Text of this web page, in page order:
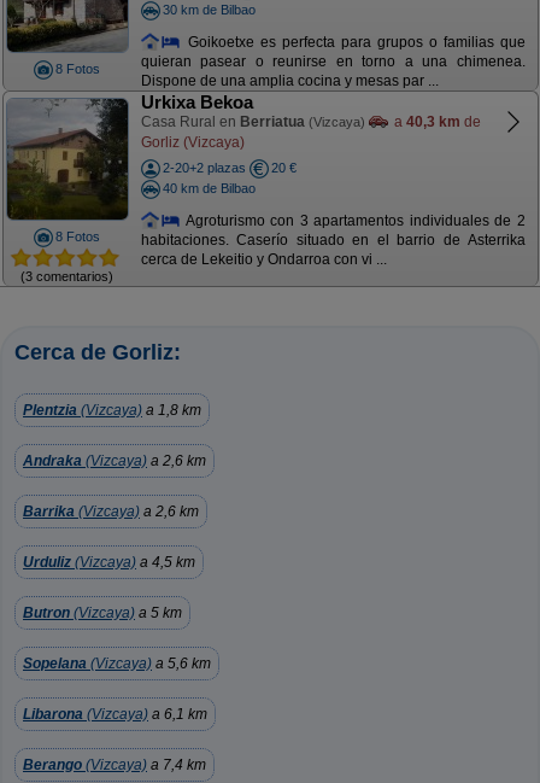
8 Fotos
30 km de Bilbao
Goikoetxe es perfecta para grupos o familias que
quieran pasear o reunirse en torno a una chimenea.
Dispone de una amplia cocina y mesas par ...
8 Fotos
(3 comentarios)
Urkixa Bekoa
Casa Rural en Berriatua (Vizcaya) a 40,3 km de
Gorliz (Vizcaya)
2-20+2 plazas
20 €
40 km de Bilbao
Agroturismo con 3 apartamentos individuales de 2
habitaciones. Caserío situado en el barrio de Asterrika
cerca de Lekeitio y Ondarroa con vi ...
Cerca de Gorliz:
Plentzia (Vizcaya) a 1,8 km
Andraka (Vizcaya) a 2,6 km
Barrika (Vizcaya) a 2,6 km
Urduliz (Vizcaya) a 4,5 km
Butron (Vizcaya) a 5 km
Sopelana (Vizcaya) a 5,6 km
Libarona (Vizcaya) a 6,1 km
Berango (Vizcaya) a 7,4 km